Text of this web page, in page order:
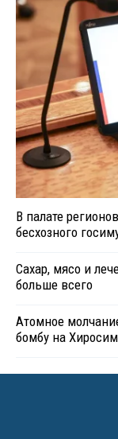
В палате
бесхозного
Сахар, мясо и
больше всего
Атомное
бомбу на